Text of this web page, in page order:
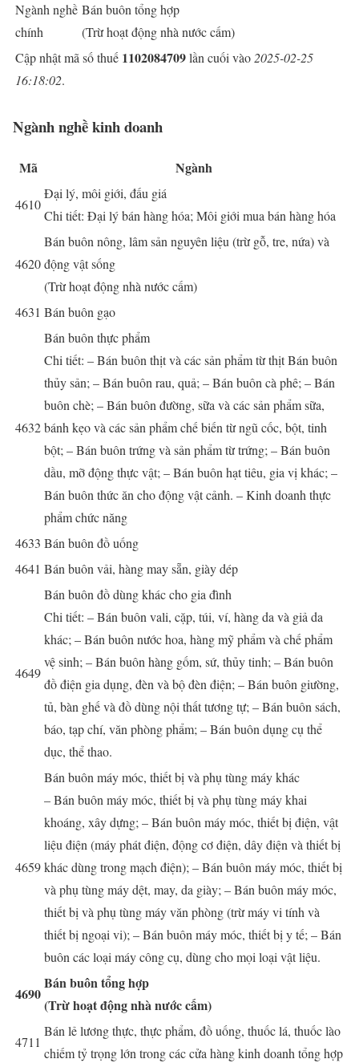
Ngành nghề
chính
Bán buôn tổng hợp
(Trừ hoạt động nhà nước cấm)
Cập nhật mã số thuế 1102084709lần cuối vào 2025-02-25
16:18:02.
Ngành nghề kinh doanh
Mã Ngành
4610
Đại lý, môi giới, đấu giá
Chi tiết: Đại lý bán hàng hóa; Môi giới mua bán hàng hóa
4620
Bán buôn nông, lâm sản nguyên liệu (trừ gỗ, tre, nứa) và
động vật sống
(Trừ hoạt động nhà nước cấm)
4631 Bán buôn gạo
4632
Bán buôn thực phẩm
Chi tiết: – Bán buôn thịt và các sản phẩm từ thịt Bán buôn
thủy sản; – Bán buôn rau, quả; – Bán buôn cà phê; – Bán
buôn chè; – Bán buôn đường, sữa và các sản phẩm sữa,
bánh kẹo và các sản phẩm chế biến từ ngũ cốc, bột, tinh
bột; – Bán buôn trứng và sản phẩm từ trứng; – Bán buôn
dầu, mỡ động thực vật; – Bán buôn hạt tiêu, gia vị khác; –
Bán buôn thức ăn cho động vật cảnh. – Kinh doanh thực
phẩm chức năng
4633 Bán buôn đồ uống
4641 Bán buôn vải, hàng may sẵn, giày dép
4649
Bán buôn đồ dùng khác cho gia đình
Chi tiết: – Bán buôn vali, cặp, túi, ví, hàng da và giả da
khác; – Bán buôn nước hoa, hàng mỹ phẩm và chế phẩm
vệ sinh; – Bán buôn hàng gốm, sứ, thủy tinh; – Bán buôn
đồ điện gia dụng, đèn và bộ đèn điện; – Bán buôn giường,
tủ, bàn ghế và đồ dùng nội thất tương tự; – Bán buôn sách,
báo, tạp chí, văn phòng phẩm; – Bán buôn dụng cụ thể
dục, thể thao.
4659
Bán buôn máy móc, thiết bị và phụ tùng máy khác
– Bán buôn máy móc, thiết bị và phụ tùng máy khai
khoáng, xây dựng; – Bán buôn máy móc, thiết bị điện, vật
liệu điện (máy phát điện, động cơ điện, dây điện và thiết bị
khác dùng trong mạch điện); – Bán buôn máy móc, thiết bị
và phụ tùng máy dệt, may, da giày; – Bán buôn máy móc,
thiết bị và phụ tùng máy văn phòng (trừ máy vi tính và
thiết bị ngoại vi); – Bán buôn máy móc, thiết bị y tế; – Bán
buôn các loại máy công cụ, dùng cho mọi loại vật liệu.
4690
Bán buôn tổng hợp
(Trừ hoạt động nhà nước cấm)
4711
Bán lẻ lương thực, thực phẩm, đồ uống, thuốc lá, thuốc lào
chiếm tỷ trọng lớn trong các cửa hàng kinh doanh tổng hợp